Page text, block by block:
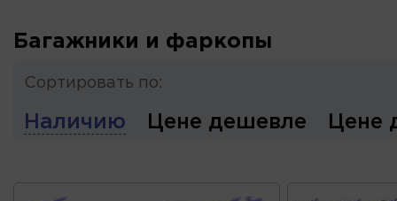
Багажники и фаркопы
Сортировать по:
Наличию Цене дешевле Цене